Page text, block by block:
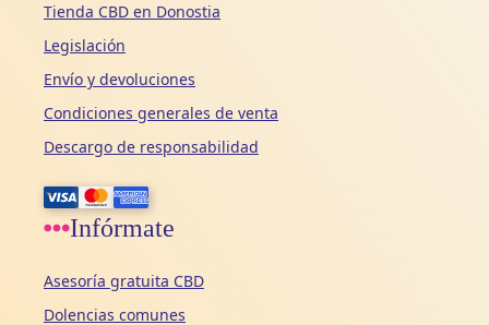
Tienda CBD en Donostia
Legislación
Envío y devoluciones
Condiciones generales de venta
Descargo de responsabilidad
Infórmate
Asesoría gratuita CBD
Dolencias comunes